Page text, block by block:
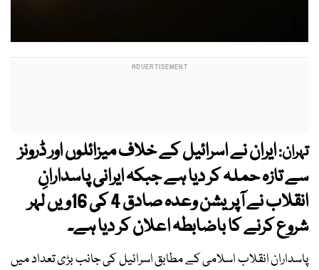
تہران:ایران نے اسرائیل کے خلاف میزائلوں اور ڈرونز
سے تازہ حملہ کر دیا ہے جبکہ ایرانی پاسدارانِ
انقلاب نے آپریشن وعدہ صادق 4 کی 16ویں لہر
شروع کرنے کا باضابطہ اعلان کر دیا ہے۔
پاسداران انقلاب اسلامی کے مطابق اسرائیل کی جانب بڑی تعداد میں